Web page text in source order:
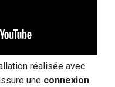
réalisée avec
une connexion